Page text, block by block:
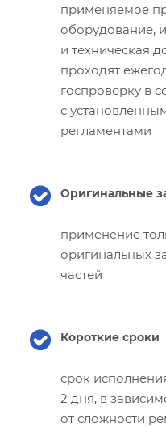
применяемое
оборудование,
и техническая
проходят
госпроверку в
с
регламентами
Оригинальные
применение
оригинальных
частей
Короткие сроки
срок
2 дня, в
от сложности